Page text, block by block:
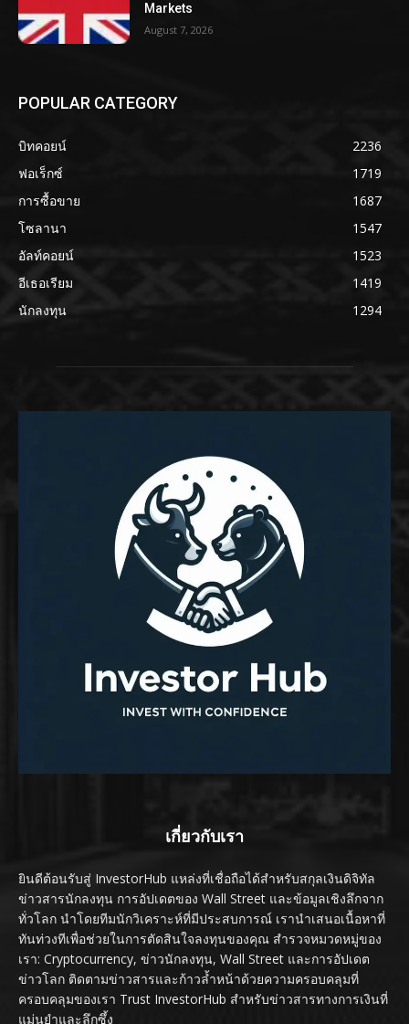
Markets
August 7, 2026
POPULAR CATEGORY
บิทคอยน์
2236
ฟอเร็กซ์
1719
การซื้อขาย
1687
โซลานา
1547
อัลท์คอยน์
1523
อีเธอเรียม
1419
นักลงทุน
1294
เกี่ยวกับเรา
ยินดีต้อนรับสู่ InvestorHub แหล่งที่เชื่อถือได้สำหรับสกุลเงินดิจิทัล
ข่าวสารนักลงทุน การอัปเดตของ Wall Street และข้อมูลเชิงลึกจาก
ทั่วโลก นำโดยทีมนักวิเคราะห์ที่มีประสบการณ์ เรานำเสนอเนื้อหาที่
ทันท่วงทีเพื่อช่วยในการตัดสินใจลงทุนของคุณ สำรวจหมวดหมู่ของ
เรา: Cryptocurrency, ข่าวนักลงทุน, Wall Street และการอัปเดต
ข่าวโลก ติดตามข่าวสารและก้าวล้ำหน้าด้วยความครอบคลุมที่
ครอบคลุมของเรา Trust InvestorHub สำหรับข่าวสารทางการเงินที่
แม่นยำและลึกซึ้ง